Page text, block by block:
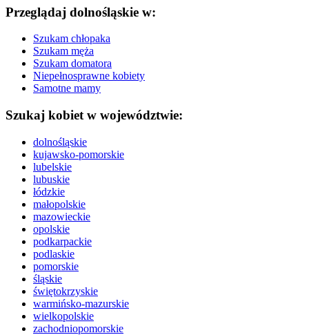
Przeglądaj dolnośląskie w:
Szukam chłopaka
Szukam męża
Szukam domatora
Niepełnosprawne kobiety
Samotne mamy
Szukaj kobiet w województwie:
dolnośląskie
kujawsko-pomorskie
lubelskie
lubuskie
łódzkie
małopolskie
mazowieckie
opolskie
podkarpackie
podlaskie
pomorskie
śląskie
świętokrzyskie
warmińsko-mazurskie
wielkopolskie
zachodniopomorskie